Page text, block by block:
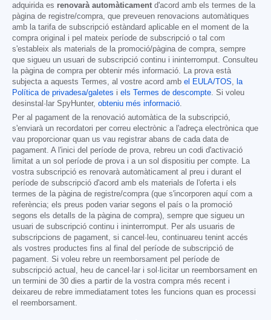
adquirida es renovarà automàticament d'acord amb els termes de la
pàgina de registre/compra, que preveuen renovacions automàtiques
amb la tarifa de subscripció estàndard aplicable en el moment de la
compra original i pel mateix període de subscripció o tal com
s'estableix als materials de la promoció/pàgina de compra, sempre
que sigueu un usuari de subscripció continu i ininterromput. Consulteu
la pàgina de compra per obtenir més informació. La prova està
subjecta a aquests Termes, al vostre acord amb el EULA/TOS, la
Política de privadesa/galetes i els Termes de descompte. Si voleu
desinstal·lar SpyHunter, obteniu més informació.
Per al pagament de la renovació automàtica de la subscripció,
s'enviarà un recordatori per correu electrònic a l'adreça electrònica que
vau proporcionar quan us vau registrar abans de cada data de
pagament. A l'inici del període de prova, rebreu un codi d'activació
limitat a un sol període de prova i a un sol dispositiu per compte. La
vostra subscripció es renovarà automàticament al preu i durant el
període de subscripció d'acord amb els materials de l'oferta i els
termes de la pàgina de registre/compra (que s'incorporen aquí com a
referència; els preus poden variar segons el país o la promoció
segons els detalls de la pàgina de compra), sempre que sigueu un
usuari de subscripció continu i ininterromput. Per als usuaris de
subscripcions de pagament, si cancel·leu, continuareu tenint accés
als vostres productes fins al final del període de subscripció de
pagament. Si voleu rebre un reemborsament pel període de
subscripció actual, heu de cancel·lar i sol·licitar un reemborsament en
un termini de 30 dies a partir de la vostra compra més recent i
deixareu de rebre immediatament totes les funcions quan es processi
el reemborsament.